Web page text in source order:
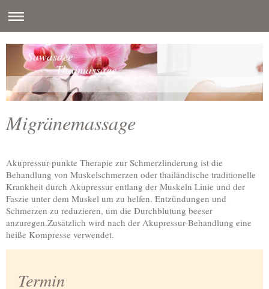
Sawasdee
Thaimassage
Migränemassage
Akupressur-punkte Therapie zur Schmerzlinderung ist die
Behandlung von Muskelschmerzen oder thailändische traditionelle
Krankheit durch Akupressur entlang der Muskeln Linie und der
Faszie unter dem Muskel um zu helfen. Entzündungen und
Schmerzen zu reduzieren, um die Durchblutung beeser
anzuregen.Zusätzlich wird nach der Akupressur-Behandlung eine
heiße Kompresse verwendet.
Termin